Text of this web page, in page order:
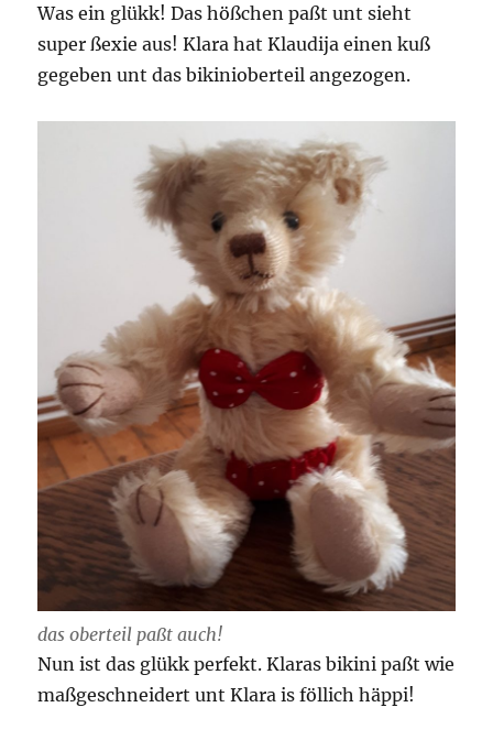
Was ein glükk! Das hößchen paßt unt sieht
super ßexie aus! Klara hat Klaudija einen kuß
gegeben unt das bikinioberteil angezogen.
das oberteil paßt auch!
Nun ist das glükk perfekt. Klaras bikini paßt wie
maßgeschneidert unt Klara is föllich häppi!